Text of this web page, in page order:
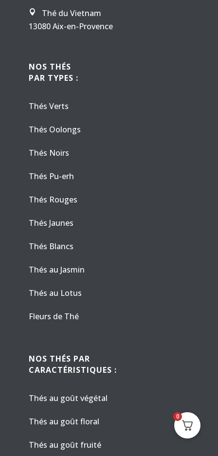

Thé du Vietnam
13080 Aix-en-Provence
NOS THÉS
PAR TYPES :
Thés Verts
Thés Oolongs
Thés Noirs
Thés Pu-erh
Thés Rouges
Thés Jaunes
Thés Blancs
Thés au Jasmin
Thés au Lotus
Fleurs de Thé
NOS THÉS PAR
CARACTÉRISTIQUES :
Thés au goût végétal
Thés au goût floral
Thés au goût fruité
0